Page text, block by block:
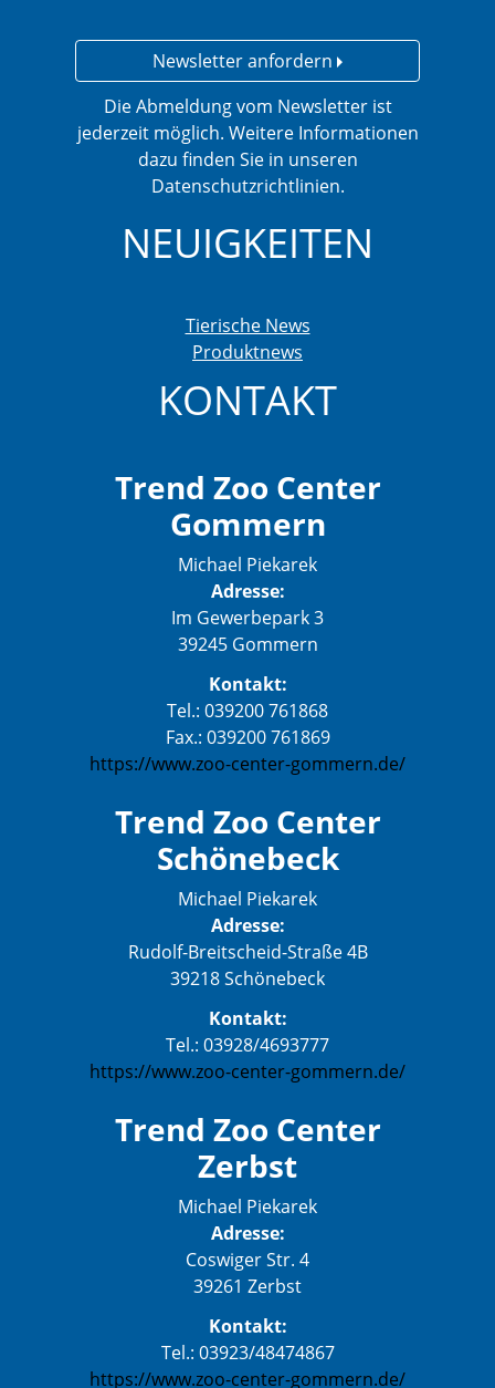
Newsletter anfordern
Die Abmeldung vom Newsletter ist
jederzeit möglich. Weitere Informationen
dazu finden Sie in unseren
Datenschutzrichtlinien.
NEUIGKEITEN
Tierische News
Produktnews
KONTAKT
Trend Zoo Center
Gommern
Michael Piekarek
Adresse:
Im Gewerbepark 3
39245 Gommern
Kontakt:
Tel.: 039200 761868
Fax.: 039200 761869
https://www.zoo-center-gommern.de/
Trend Zoo Center
Schönebeck
Michael Piekarek
Adresse:
Rudolf-Breitscheid-Straße 4B
39218 Schönebeck
Kontakt:
Tel.: 03928/4693777
https://www.zoo-center-gommern.de/
Trend Zoo Center
Zerbst
Michael Piekarek
Adresse:
Coswiger Str. 4
39261 Zerbst
Kontakt:
Tel.: 03923/48474867
https://www.zoo-center-gommern.de/